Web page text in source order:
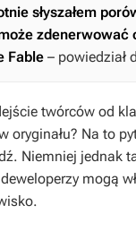
słyszałem
zdenerwować
Fable – powiedział
twórców od
oryginału? Na to
Niemniej jednak
mogą